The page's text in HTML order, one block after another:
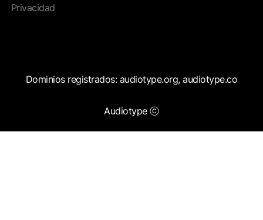
Privacidad
Dominios registrados: audiotype.org, audiotype.co
Audiotype ⓒ